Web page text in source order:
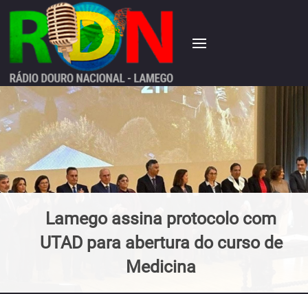
Lamego assina protocolo com
UTAD para abertura do curso de
Medicina